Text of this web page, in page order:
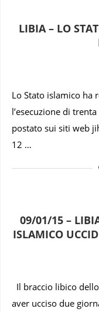
LIBIA – LO
Lo Stato islamico ha
l’esecuzione di
postato sui siti web
12 …
09/01/15 –
ISLAMICO
Il braccio libico
aver ucciso due